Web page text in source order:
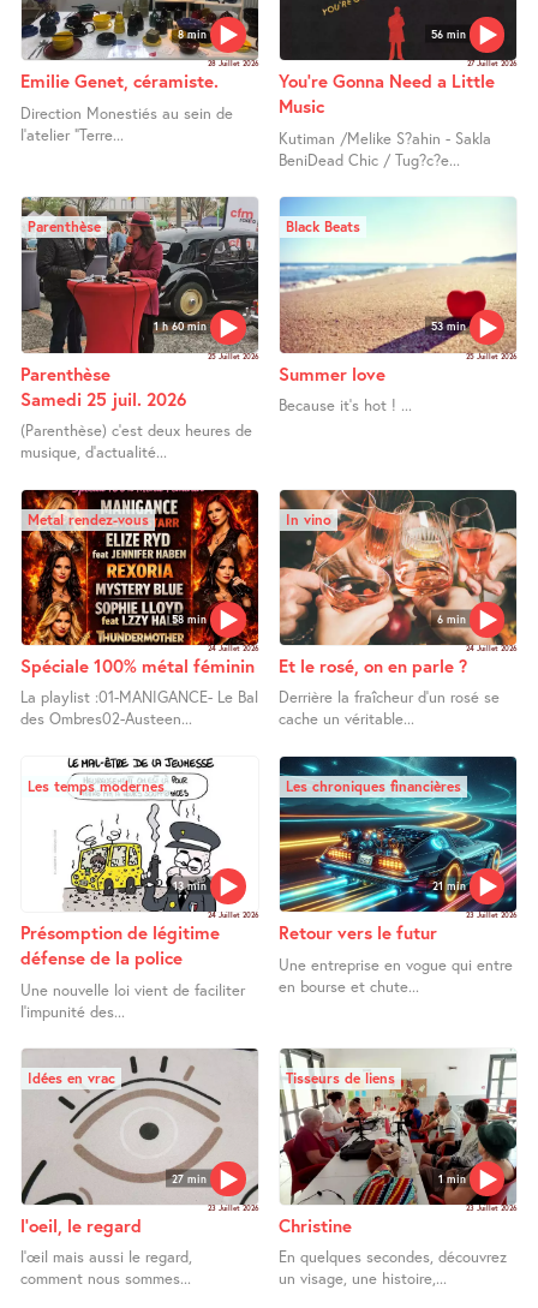
8 min
28 Juillet 2026
Emilie Genet, céramiste.
Direction Monestiés au sein de
l’atelier "Terre...
56 min
27 Juillet 2026
You’re Gonna Need a Little
Music
Kutiman /Melike S?ahin - Sakla
BeniDead Chic / Tug?c?e...
1 h 60 min
Parenthèse
25 Juillet 2026
Parenthèse
Samedi 25 juil. 2026
(Parenthèse) c’est deux heures de
musique, d’actualité...
53 min
Black Beats
25 Juillet 2026
Summer love
Because it’s hot ! ...
58 min
Metal rendez-vous
24 Juillet 2026
Spéciale 100% métal féminin
La playlist :01-MANIGANCE- Le Bal
des Ombres02-Austeen...
6 min
In vino
24 Juillet 2026
Et le rosé, on en parle ?
Derrière la fraîcheur d’un rosé se
cache un véritable...
13 min
Les temps modernes
24 Juillet 2026
Présomption de légitime
défense de la police
Une nouvelle loi vient de faciliter
l’impunité des...
21 min
Les chroniques financières
23 Juillet 2026
Retour vers le futur
Une entreprise en vogue qui entre
en bourse et chute...
27 min
Idées en vrac
23 Juillet 2026
l’oeil, le regard
l’œil mais aussi le regard,
comment nous sommes...
1 min
Tisseurs de liens
23 Juillet 2026
Christine
En quelques secondes, découvrez
un visage, une histoire,...